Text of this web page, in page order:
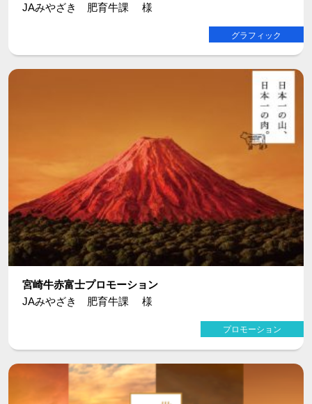
JAみやざき 肥育牛課 様
グラフィック
宮崎牛赤富士プロモーション
JAみやざき 肥育牛課 様
プロモーション